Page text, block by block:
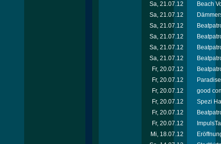
Sa, 21.07.12
Beach
Sa, 21.07.12
Sa, 21.07.12
Sa, 21.07.12
Sa, 21.07.12
Sa, 21.07.12
Fr, 20.07.12
Fr, 20.07.12
Fr, 20.07.12
good
Fr, 20.07.12
Spezi
Fr, 20.07.12
Fr, 20.07.12
Mi, 18.07.12